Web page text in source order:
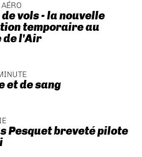
vols - la nouvelle
temporaire au
de l'Air
et de sang
Pesquet breveté pilote